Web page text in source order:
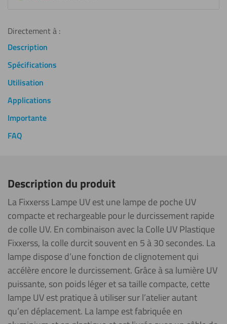
Directement à :
Description
Spécifications
Utilisation
Applications
Importante
FAQ
Description du produit
La Fixxerss Lampe UV est une lampe de poche UV
compacte et rechargeable pour le durcissement rapide
de colle UV. En combinaison avec la Colle UV Plastique
Fixxerss, la colle durcit souvent en 5 à 30 secondes. La
lampe dispose d’une fonction de clignotement qui
accélère encore le durcissement. Grâce à sa lumière UV
puissante, son poids léger et sa taille compacte, cette
lampe UV est pratique à utiliser sur l’atelier autant
qu’en déplacement. La lampe est fabriquée en